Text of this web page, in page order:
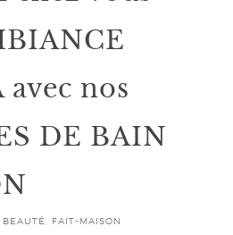
avec nos
DE BAIN
BEAUTÉ FAIT-MAISON